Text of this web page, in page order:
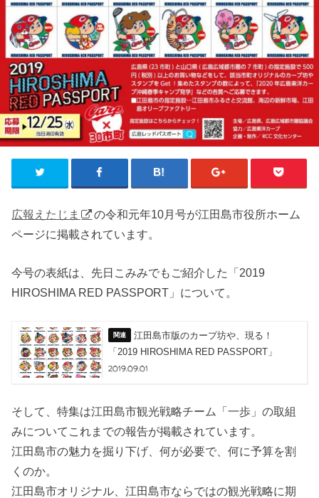
広報えたじま
の令和元年10月号が江田島市役所ホーム
ページに掲載されています。
今号の表紙は、先日こみみでもご紹介した「2019
HIROSHIMA RED PASSPORT」について。
江田島市版のカープ坊や、現る！
「2019 HIROSHIMA RED PASSPORT」
2019.09.01
そして、特集は江田島市観光戦略チーム「一歩」の取組
みについてこれまでの報告が掲載されています。
江田島市の魅力を掘り下げ、何が必要で、何に予算を割
くのか。
江田島市オリジナル、江田島市ならではの観光戦略に期